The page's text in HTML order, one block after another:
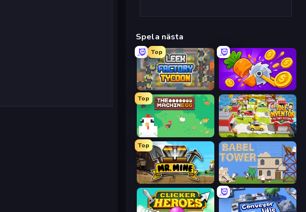
Spela nästa
Top
Leek Factory Tycoon Farm Ring Idle
Top
The MachinEGG Idle Inventor
Top
Mr. Mine Babel Tower